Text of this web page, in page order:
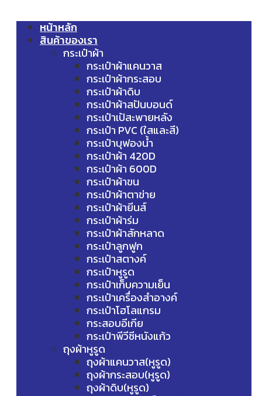
หน้าหลัก
สินค้าของเรา
กระเป๋าผ้า
กระเป๋าผ้าแคนวาส
กระเป๋าผ้ากระสอบ
กระเป๋าผ้าดิบ
กระเป๋าผ้าสปันบอนด์
กระเป๋าเป้สะพายหลัง
กระเป๋า PVC (ใสและสี)
กระเป๋าบุฟองน้ำ
กระเป๋าผ้า 420D
กระเป๋าผ้า 600D
กระเป๋าผ้าขน
กระเป๋าผ้าตาข่าย
กระเป๋าผ้ายีนส์
กระเป๋าผ้าร่ม
กระเป๋าผ้าสักหลาด
กระเป๋าลูกฟูก
กระเป๋าสตางค์
กระเป๋าหูรูด
กระเป๋าเก็บความเย็น
กระเป๋าเครื่องสำอางค์
กระเป๋าโฮโลแกรม
กระสอบอีเกีย
กระเป๋าพีวีซีหนังแก้ว
ถุงผ้าหูรูด
ถุงผ้าแคนวาส(หูรูด)
ถุงผ้ากระสอบ(หูรูด)
ถุงผ้าดิบ(หูรูด)